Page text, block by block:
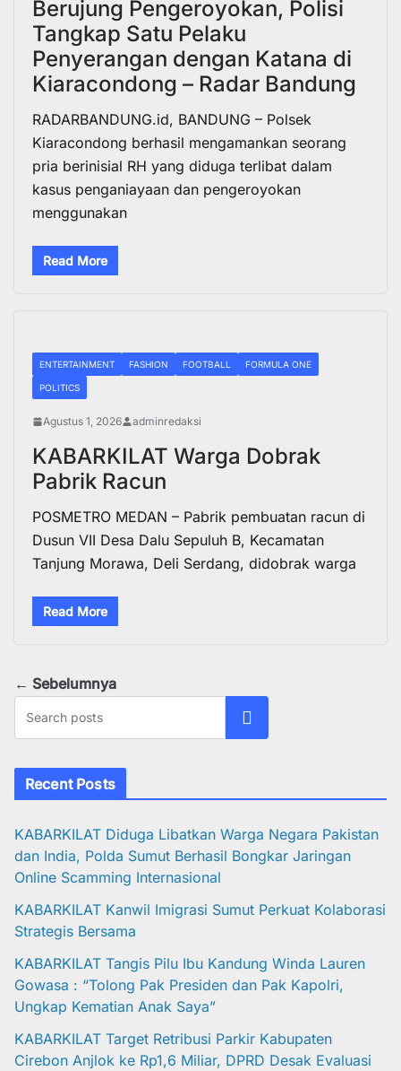
Berujung Pengeroyokan, Polisi
Tangkap Satu Pelaku
Penyerangan dengan Katana di
Kiaracondong – Radar Bandung
RADARBANDUNG.id, BANDUNG – Polsek
Kiaracondong berhasil mengamankan seorang
pria berinisial RH yang diduga terlibat dalam
kasus penganiayaan dan pengeroyokan
menggunakan
Read More
ENTERTAINMENT FASHION FOOTBALL FORMULA ONE
POLITICS
Agustus 1, 2026 adminredaksi
KABARKILAT Warga Dobrak
Pabrik Racun
POSMETRO MEDAN – Pabrik pembuatan racun di
Dusun VII Desa Dalu Sepuluh B, Kecamatan
Tanjung Morawa, Deli Serdang, didobrak warga
Read More
← Sebelumnya
Cari
Recent Posts
KABARKILAT Diduga Libatkan Warga Negara Pakistan
dan India, Polda Sumut Berhasil Bongkar Jaringan
Online Scamming Internasional
KABARKILAT Kanwil Imigrasi Sumut Perkuat Kolaborasi
Strategis Bersama
KABARKILAT Tangis Pilu Ibu Kandung Winda Lauren
Gowasa : “Tolong Pak Presiden dan Pak Kapolri,
Ungkap Kematian Anak Saya”
KABARKILAT Target Retribusi Parkir Kabupaten
Cirebon Anjlok ke Rp1,6 Miliar, DPRD Desak Evaluasi